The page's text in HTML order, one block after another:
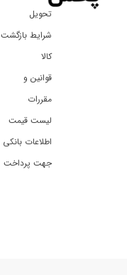
تحویل
شرایط بازگشت
کالا
قوانین و
مقررات
لیست قیمت
اطلاعات بانکی
جهت پرداخت